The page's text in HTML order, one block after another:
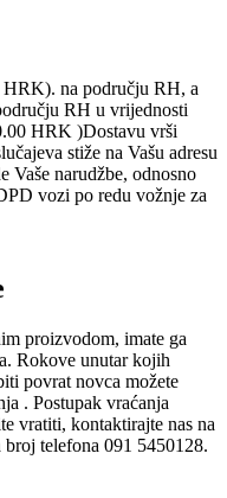
na području RH, a
RH u vrijednosti
HRK )Dostavu vrši
stiže na Vašu adresu
Vaše narudžbe, odnosno
vozi po redu vožnje za
proizvodom, imate ga
Rokove unutar kojih
povrat novca možete
. Postupak vraćanja
vratiti, kontaktirajte nas na
broj telefona 091 5450128.